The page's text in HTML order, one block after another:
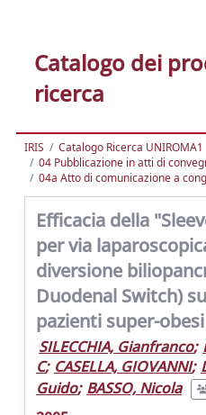
Catalogo dei
ricerca
IRIS
Catalogo Ricerca UNIROMA1
04 Pubblicazione in atti di
04a Atto di comunicazione a
Efficacia della
per via
diversione
Duodenal Switch)
pazienti super-obesi
SILECCHIA, Gianfranco;
C; CASELLA, GIOVANNI;
Guido; BASSO, Nicola